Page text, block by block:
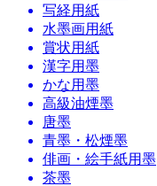
写経用紙
水墨画用紙
賞状用紙
漢字用墨
かな用墨
高級油煙墨
唐墨
青墨・松煙墨
俳画・絵手紙用墨
茶墨